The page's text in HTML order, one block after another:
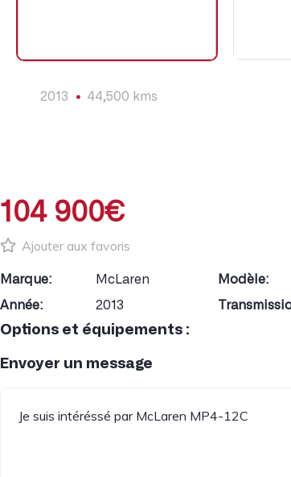
2013 44,500 kms
104 900€
Ajouter aux favoris
Marque: McLaren Modèle:
Année:
2013
Options et équipements :
Envoyer un message